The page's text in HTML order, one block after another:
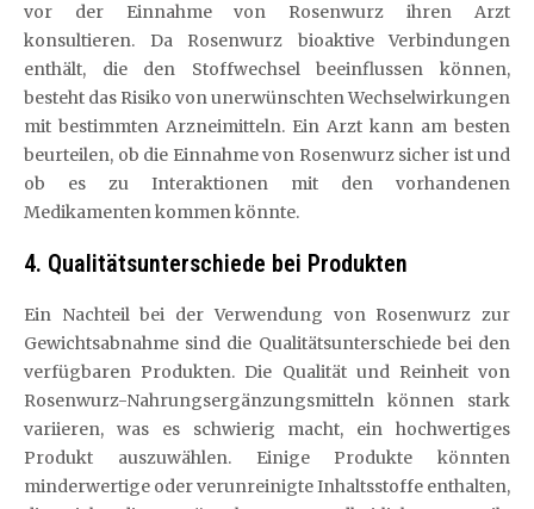
vor der Einnahme von Rosenwurz ihren Arzt
konsultieren. Da Rosenwurz bioaktive Verbindungen
enthält, die den Stoffwechsel beeinflussen können,
besteht das Risiko von unerwünschten Wechselwirkungen
mit bestimmten Arzneimitteln. Ein Arzt kann am besten
beurteilen, ob die Einnahme von Rosenwurz sicher ist und
ob es zu Interaktionen mit den vorhandenen
Medikamenten kommen könnte.
4. Qualitätsunterschiede bei Produkten
Ein Nachteil bei der Verwendung von Rosenwurz zur
Gewichtsabnahme sind die Qualitätsunterschiede bei den
verfügbaren Produkten. Die Qualität und Reinheit von
Rosenwurz-Nahrungsergänzungsmitteln können stark
variieren, was es schwierig macht, ein hochwertiges
Produkt auszuwählen. Einige Produkte könnten
minderwertige oder verunreinigte Inhaltsstoffe enthalten,